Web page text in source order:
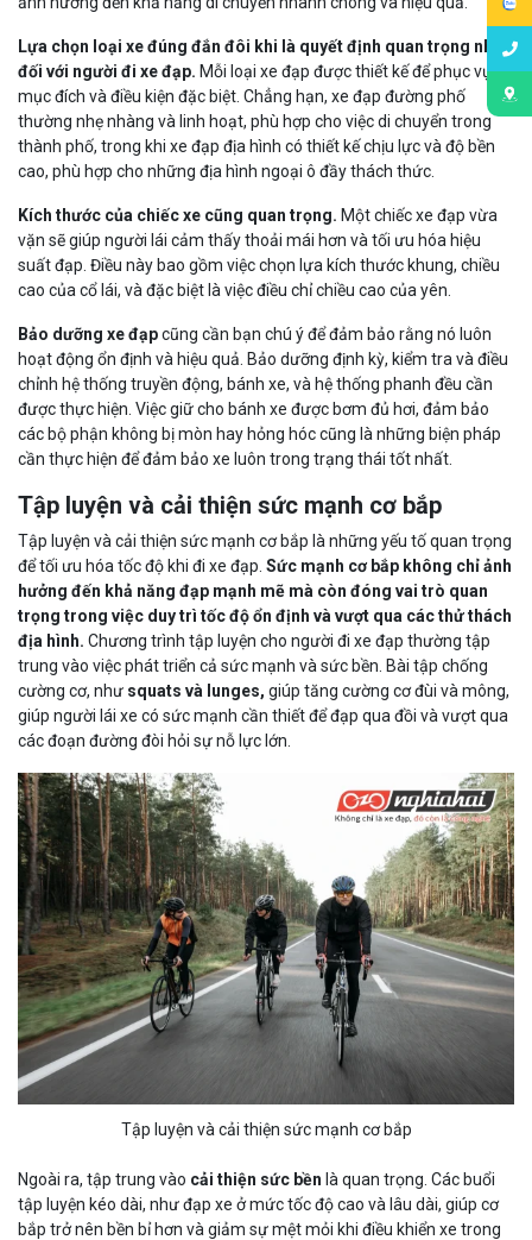
Lựa chọn loại xe đúng đắn đôi khi là quyết định quan trọng nhất
đối với người đi xe đạp. Mỗi loại xe đạp được thiết kế để phục vụ
mục đích và điều kiện đặc biệt. Chẳng hạn, xe đạp đường phố
thường nhẹ nhàng và linh hoạt, phù hợp cho việc di chuyển trong
thành phố, trong khi xe đạp địa hình có thiết kế chịu lực và độ bền
cao, phù hợp cho những địa hình ngoại ô đầy thách thức.
Kích thước của chiếc xe cũng quan trọng. Một chiếc xe đạp vừa
vặn sẽ giúp người lái cảm thấy thoải mái hơn và tối ưu hóa hiệu
suất đạp. Điều này bao gồm việc chọn lựa kích thước khung, chiều
cao của cổ lái, và đặc biệt là việc điều chỉ chiều cao của yên.
Bảo dưỡng xe đạpcũng cần bạn chú ý để đảm bảo rằng nó luôn
hoạt động ổn định và hiệu quả. Bảo dưỡng định kỳ, kiểm tra và điều
chỉnh hệ thống truyền động, bánh xe, và hệ thống phanh đều cần
được thực hiện. Việc giữ cho bánh xe được bơm đủ hơi, đảm bảo
các bộ phận không bị mòn hay hỏng hóc cũng là những biện pháp
cần thực hiện để đảm bảo xe luôn trong trạng thái tốt nhất.
Tập luyện và cải thiện sức mạnh cơ bắp
Tập luyện và cải thiện sức mạnh cơ bắp là những yếu tố quan trọng
để tối ưu hóa tốc độ khi đi xe đạp. Sức mạnh cơ bắp không chỉ ảnh
hưởng đến khả năng đạp mạnh mẽ mà còn đóng vai trò quan
trọng trong việc duy trì tốc độ ổn định và vượt qua các thử thách
địa hình. Chương trình tập luyện cho người đi xe đạp thường tập
trung vào việc phát triển cả sức mạnh và sức bền. Bài tập chống
cường cơ, như squats và lunges, giúp tăng cường cơ đùi và mông,
giúp người lái xe có sức mạnh cần thiết để đạp qua đồi và vượt qua
các đoạn đường đòi hỏi sự nỗ lực lớn.
Tập luyện và cải thiện sức mạnh cơ bắp
Ngoài ra, tập trung vào cải thiện sức bền là quan trọng. Các buổi
tập luyện kéo dài, như đạp xe ở mức tốc độ cao và lâu dài, giúp cơ
bắp trở nên bền bỉ hơn và giảm sự mệt mỏi khi điều khiển xe trong